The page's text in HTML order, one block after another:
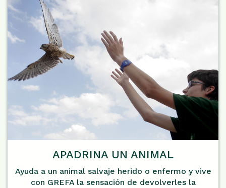
APADRINA UN ANIMAL
Ayuda a un animal salvaje herido o enfermo y vive
con GREFA la sensación de devolverles la